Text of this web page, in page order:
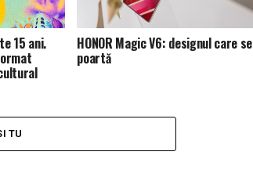
15 ani. HONOR Magic V6: designul care se
poartă
TU